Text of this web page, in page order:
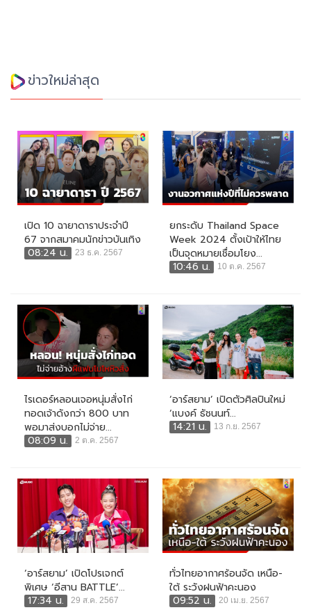
ข่าวใหม่ล่าสุด
เปิด 10 ฉายาดาราประจำปี
67 จากสมาคมนักข่าวบันเทิง
08:24 น.
23 ธ.ค. 2567
ยกระดับ Thailand Space
Week 2024 ตั้งเป้าให้ไทย
เป็นจุดหมายเชื่อมโยง...
10:46 น.
10 ต.ค. 2567
ไรเดอร์หลอนเจอหนุ่มสั่งไก่
ทอดเจ้าดังกว่า 800 บาท
พอมาส่งบอกไม่จ่าย...
08:09 น.
2 ต.ค. 2567
‘อาร์สยาม’ เปิดตัวศิลปินใหม่
‘แบงค์ ธัชนนท์...
14:21 น.
13 ก.ย. 2567
‘อาร์สยาม’ เปิดโปรเจกต์
พิเศษ ‘อีสาน BATTLE’...
17:34 น.
29 ส.ค. 2567
ทั่วไทยอากาศร้อนจัด เหนือ-
ใต้ ระวังฝนฟ้าคะนอง
09:52 น.
20 เม.ย. 2567